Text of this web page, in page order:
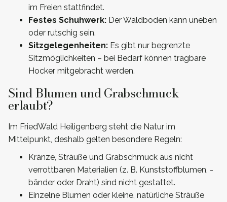
im Freien stattfindet.
Festes Schuhwerk: Der Waldboden kann uneben
oder rutschig sein.
Sitzgelegenheiten: Es gibt nur begrenzte
Sitzmöglichkeiten – bei Bedarf können tragbare
Hocker mitgebracht werden.
Sind Blumen und Grabschmuck
erlaubt?
Im FriedWald Heiligenberg steht die Natur im
Mittelpunkt, deshalb gelten besondere Regeln:
Kränze, Sträuße und Grabschmuck aus nicht
verrottbaren Materialien (z. B. Kunststoffblumen, -
bänder oder Draht) sind nicht gestattet.
Einzelne Blumen oder kleine, natürliche Sträuße